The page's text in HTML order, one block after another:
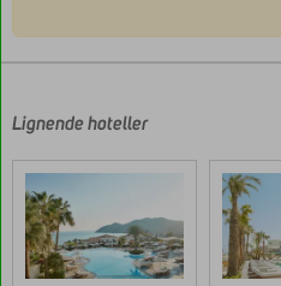
af
kunder
efter
deres
ophold
på
Lignende hoteller